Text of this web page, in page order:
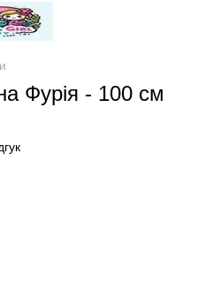
Фурія - 100 см